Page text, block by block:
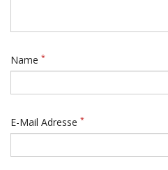
Name *
E-Mail Adresse *